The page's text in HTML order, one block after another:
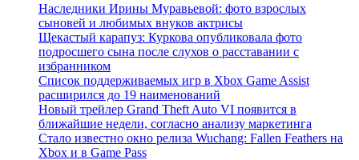
Наследники Ирины Муравьевой: фото взрослых
сыновей и любимых внуков актрисы
Щекастый карапуз: Куркова опубликовала фото
подросшего сына после слухов о расставании с
избранником
Список поддерживаемых игр в Xbox Game Assist
расширился до 19 наименований
Новый трейлер Grand Theft Auto VI появится в
ближайшие недели, согласно анализу маркетинга
Стало известно окно релиза Wuchang: Fallen Feathers на
Xbox и в Game Pass